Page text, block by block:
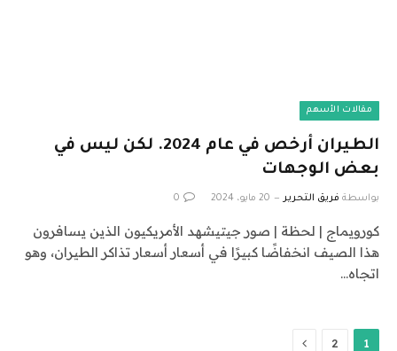
مقالات الأسهم
الطيران أرخص في عام 2024. لكن ليس في
بعض الوجهات
بواسطة فريق التحرير 20 مايو، 2024 0
كورويماج | لحظة | صور جيتيشهد الأمريكيون الذين يسافرون
هذا الصيف انخفاضًا كبيرًا في أسعار أسعار تذاكر الطيران، وهو
اتجاه…
1
2 التالي